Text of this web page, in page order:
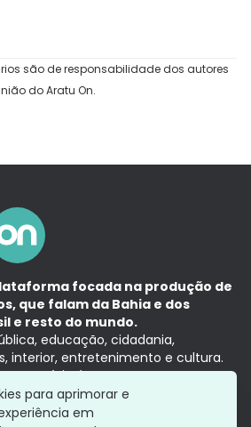
são de responsabilidade dos autores
do Aratu On.
focada na produção de
que falam da Bahia e dos
e resto do mundo.
educação, cidadania,
interior, entretenimento e cultura.
e a notícia é no tempo presente,
Grupo Aratu.
de privacidade
para aprimorar e
em